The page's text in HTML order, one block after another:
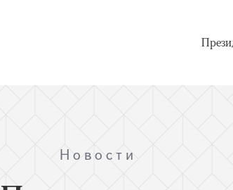
Новости